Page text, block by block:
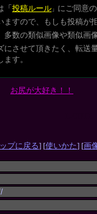
「 投稿ルール 」 にご同意
すので、もしも投稿が
多数の類似画像や類似
させて頂きたく、転
す。
お尻が大好き！！
プに戻る] [使いかた] [画